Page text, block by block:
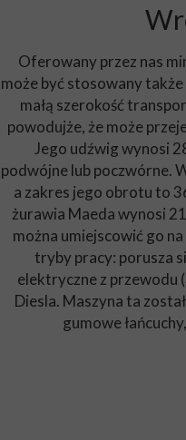
Oferowany przez nas
może być stosowany
małą szerokość
powodujże, że może
Jego udźwig wynosi
podwójne lub poczwórne.
a zakres jego obrotu to
żurawia Maeda wynosi
można umiejscowić go
tryby pracy: porusza
elektryczne z przewodu
Diesla. Maszyna ta
gumowe